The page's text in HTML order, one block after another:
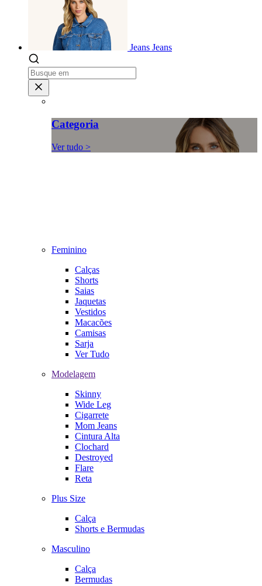
Jeans Jeans
Categoria
Ver tudo >
Feminino
Calças
Shorts
Saias
Jaquetas
Vestidos
Macacões
Camisas
Sarja
Ver Tudo
Modelagem
Skinny
Wide Leg
Cigarrete
Mom Jeans
Cintura Alta
Clochard
Destroyed
Flare
Reta
Plus Size
Calça
Shorts e Bermudas
Masculino
Calça
Bermudas